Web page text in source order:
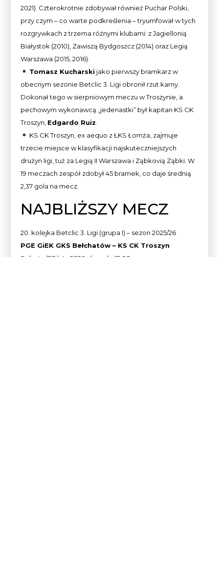
2021). Czterokrotnie zdobywał również Puchar Polski,
przy czym – co warte podkreślenia – tryumfował w tych
rozgrywkach z trzema różnymi klubami: z Jagiellonią
Białystok (2010), Zawiszą Bydgoszcz (2014) oraz Legią
Warszawa (2015, 2016).
Tomasz Kucharski jako pierwszy bramkarz w
obecnym sezonie Betclic 3. Ligi obronił rzut karny.
Dokonał tego w sierpniowym meczu w Troszynie, a
pechowym wykonawcą „jedenastki” był kapitan KS CK
Troszyn, Edgardo Ruiz
KS CK Troszyn, ex aequo z ŁKS Łomża, zajmuje
trzecie miejsce w klasyfikacji najskuteczniejszych
drużyn ligi, tuż za Legią II Warszawa i Ząbkovią Ząbki. W
19 meczach zespół zdobył 45 bramek, co daje średnią
2,37 gola na mecz.
NAJBLIŻSZY MECZ
20. kolejka Betclic 3. Ligi (grupa I) – sezon 2025/26
PGE GiEK GKS Bełchatów – KS CK Troszyn
Sobota (28 luty 2026 r.), godz. 15:00